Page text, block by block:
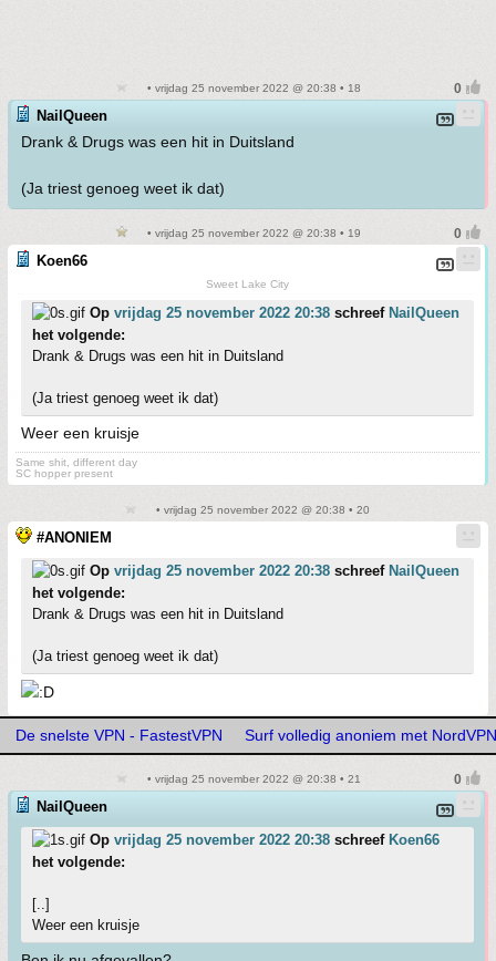
• vrijdag 25 november 2022 @ 20:38 • 18
NailQueen
Drank & Drugs was een hit in Duitsland
(Ja triest genoeg weet ik dat)
• vrijdag 25 november 2022 @ 20:38 • 19
Koen66
Sweet Lake City
Op vrijdag 25 november 2022 20:38 schreef NailQueen
het volgende:
Drank & Drugs was een hit in Duitsland
(Ja triest genoeg weet ik dat)
Weer een kruisje
Same shit, different day
SC hopper present
• vrijdag 25 november 2022 @ 20:38 • 20
#ANONIEM
Op vrijdag 25 november 2022 20:38 schreef NailQueen
het volgende:
Drank & Drugs was een hit in Duitsland
(Ja triest genoeg weet ik dat)
De snelste VPN - FastestVPN Surf volledig anoniem met NordVPN
• vrijdag 25 november 2022 @ 20:38 • 21
NailQueen
Op vrijdag 25 november 2022 20:38 schreef Koen66
het volgende:
[..]
Weer een kruisje